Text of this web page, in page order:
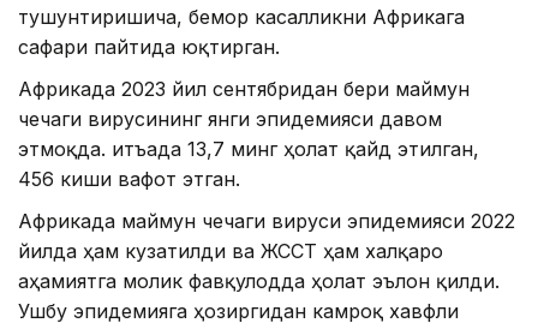
тушунтиришича, бемор касалликни Африкага
сафари пайтида юқтирган.
Африкада 2023 йил сентябридан бери маймун
чечаги вирусининг янги эпидемияси давом
этмоқда. Қитъада 13,7 минг ҳолат қайд этилган,
456 киши вафот этган.
Африкада маймун чечаги вируси эпидемияси 2022
йилда ҳам кузатилди ва ЖССТ ҳам халқаро
аҳамиятга молик фавқулодда ҳолат эълон қилди.
Ушбу эпидемияга ҳозиргидан камроқ хавфли